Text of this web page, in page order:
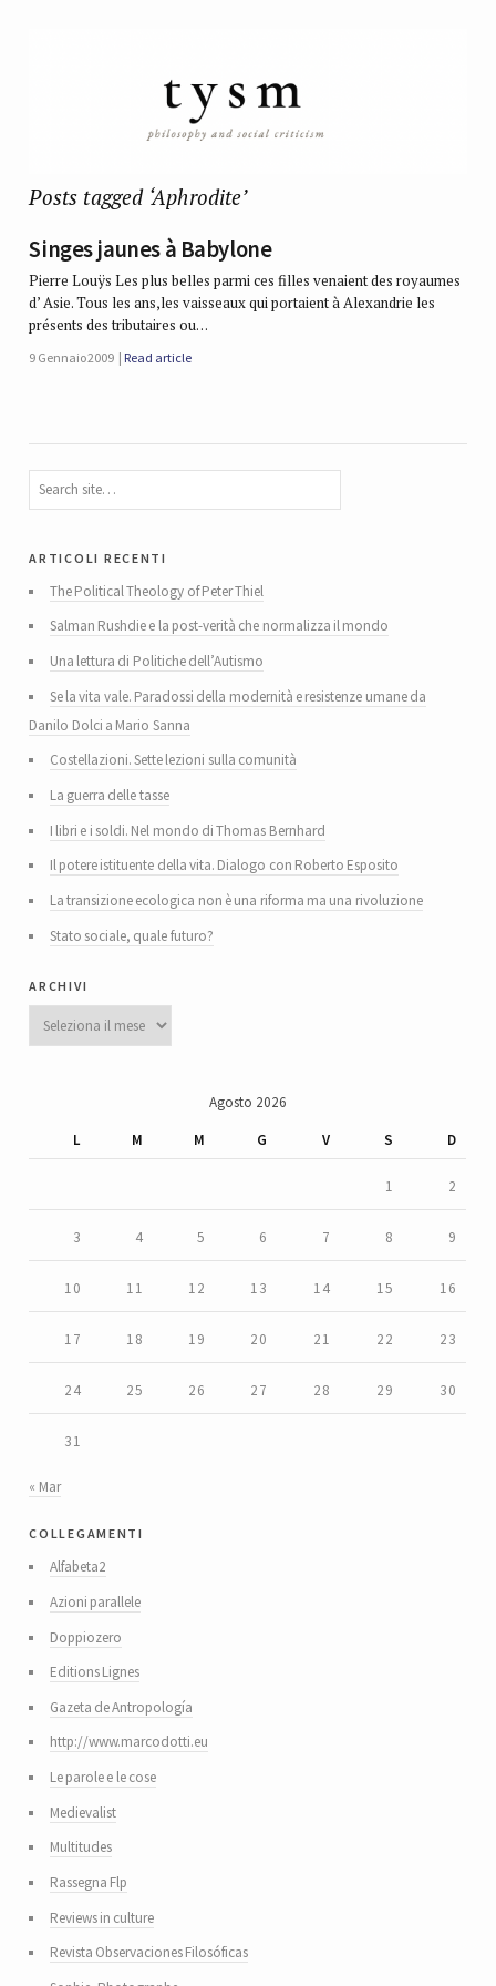
Posts tagged ‘Aphrodite’
Singes jaunes à Babylone
Pierre Louÿs Les plus belles parmi ces filles venaient des royaumes
d’ Asie. Tous les ans,les vaisseaux qui portaient à Alexandrie les
présents des tributaires ou…
9 Gennaio 2009 Read article
articoli recenti
The Political Theology of Peter Thiel
Salman Rushdie e la post-verità che normalizza il mondo
Una lettura di Politiche dell’Autismo
Se la vita vale. Paradossi della modernità e resistenze umane da
Danilo Dolci a Mario Sanna
Costellazioni. Sette lezioni sulla comunità
La guerra delle tasse
I libri e i soldi. Nel mondo di Thomas Bernhard
Il potere istituente della vita. Dialogo con Roberto Esposito
La transizione ecologica non è una riforma ma una rivoluzione
Stato sociale, quale futuro?
archivi
Archivi
Agosto 2026
L
M M G V S D
1 2
3 4 5 6 7 8 9
10 11 12 13 14 15 16
17 18 19 20 21 22 23
24 25 26 27 28 29 30
31
« Mar
collegamenti
Alfabeta2
Azioni parallele
Doppiozero
Editions Lignes
Gazeta de Antropología
http://www.marcodotti.eu
Le parole e le cose
Medievalist
Multitudes
Rassegna Flp
Reviews in culture
Revista Observaciones Filosóficas